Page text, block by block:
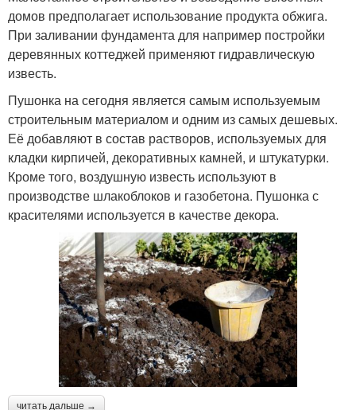
домов предполагает использование продукта обжига.
При заливании фундамента для например постройки
деревянных коттеджей применяют гидравлическую
известь.
Пушонка на сегодня является самым используемым
строительным материалом и одним из самых дешевых.
Её добавляют в состав растворов, используемых для
кладки кирпичей, декоративных камней, и штукатурки.
Кроме того, воздушную известь используют в
производстве шлакоблоков и газобетона. Пушонка с
красителями используется в качестве декора.
читать дальше →